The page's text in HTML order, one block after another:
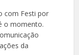
com Festi por
o momento.
da